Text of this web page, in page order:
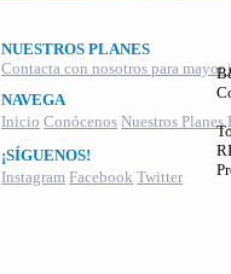
NUESTROS PLANES
Contacta con nosotros para
NAVEGA
Inicio Conócenos Nuestros Planes
¡SÍGUENOS!
Instagram Facebook Twitter